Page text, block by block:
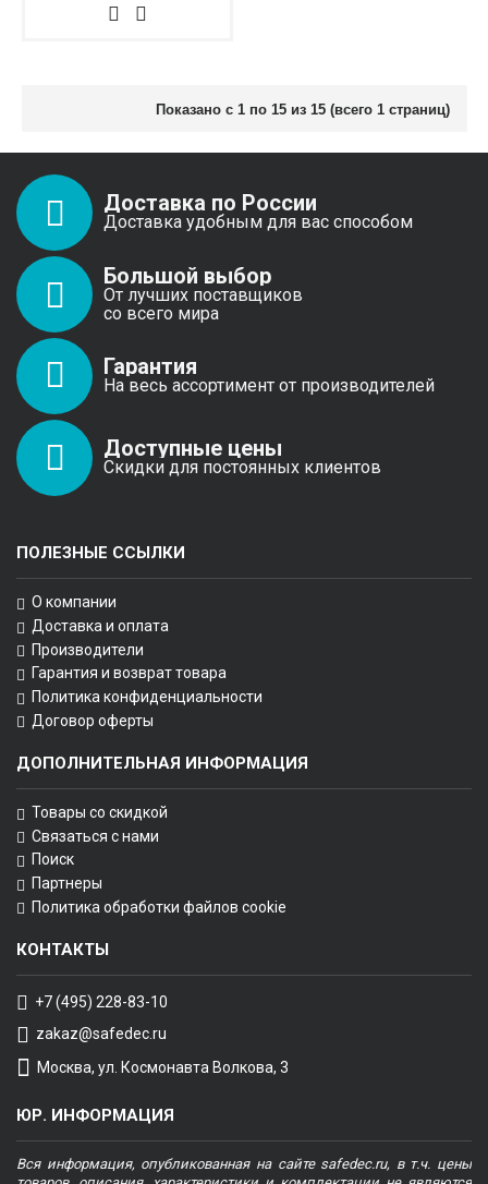
Показано с 1 по 15 из 15 (всего 1 страниц)
Доставка по России
Доставка удобным для вас способом
Большой выбор
От лучших поставщиков
со всего мира
Гарантия
На весь ассортимент от производителей
Доступные цены
Скидки для постоянных клиентов
ПОЛЕЗНЫЕ ССЫЛКИ
О компании
Доставка и оплата
Производители
Гарантия и возврат товара
Политика конфиденциальности
Договор оферты
ДОПОЛНИТЕЛЬНАЯ ИНФОРМАЦИЯ
Товары со скидкой
Связаться с нами
Поиск
Партнеры
Политика обработки файлов cookie
КОНТАКТЫ
+7 (495) 228-83-10
zakaz@safedec.ru
Москва, ул. Космонавта Волкова, 3
ЮР. ИНФОРМАЦИЯ
Вся информация, опубликованная на сайте safedec.ru, в т.ч. цены